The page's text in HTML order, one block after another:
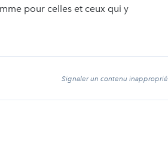
pour celles et ceux qui y
Signaler un contenu inapproprié